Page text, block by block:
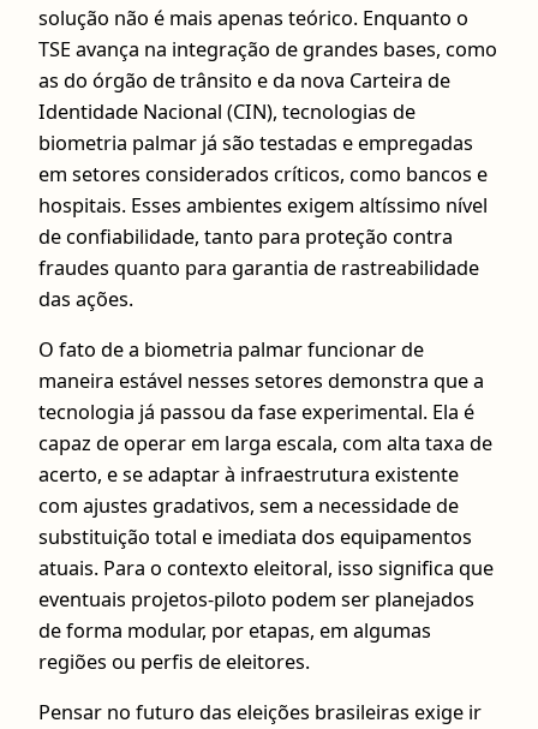
solução não é mais apenas teórico. Enquanto o
TSE avança na integração de grandes bases, como
as do órgão de trânsito e da nova Carteira de
Identidade Nacional (CIN), tecnologias de
biometria palmar já são testadas e empregadas
em setores considerados críticos, como bancos e
hospitais. Esses ambientes exigem altíssimo nível
de confiabilidade, tanto para proteção contra
fraudes quanto para garantia de rastreabilidade
das ações.
O fato de a biometria palmar funcionar de
maneira estável nesses setores demonstra que a
tecnologia já passou da fase experimental. Ela é
capaz de operar em larga escala, com alta taxa de
acerto, e se adaptar à infraestrutura existente
com ajustes gradativos, sem a necessidade de
substituição total e imediata dos equipamentos
atuais. Para o contexto eleitoral, isso significa que
eventuais projetos-piloto podem ser planejados
de forma modular, por etapas, em algumas
regiões ou perfis de eleitores.
Pensar no futuro das eleições brasileiras exige ir